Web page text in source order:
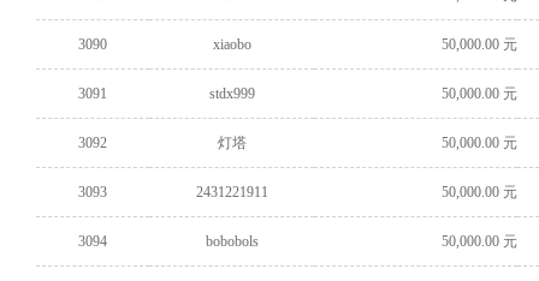
3090 xiaobo 50,000.00 元
3091 stdx999 50,000.00 元
3092 灯塔 50,000.00 元
3093 2431221911 50,000.00 元
3094 bobobols 50,000.00 元